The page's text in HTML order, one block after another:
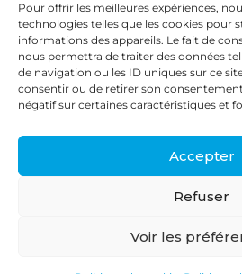
Pour offrir les meilleures expériences,
technologies telles que les cookies pour
informations des appareils. Le fait de
nous permettra de traiter des données
de navigation ou les ID uniques sur ce
consentir ou de retirer son
négatif sur certaines caractéristiques et
Accepter
Refuser
Voir les
Contact
87, rue du Ruisseau
38070 St Quentin Fallavier
contact@deza.fr